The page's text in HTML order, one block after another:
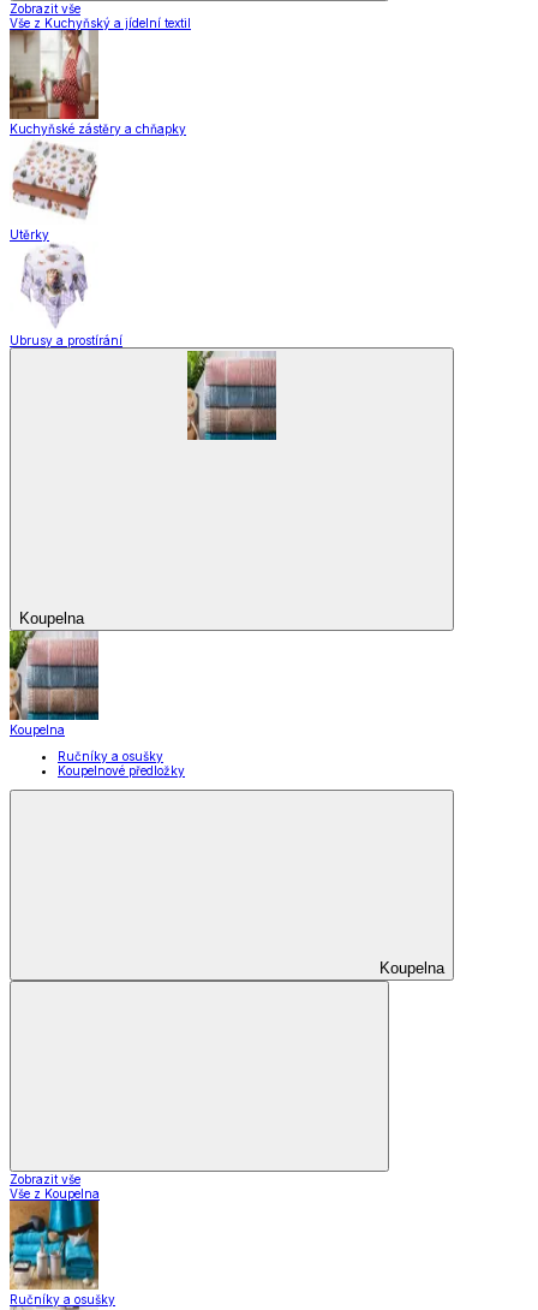
Zobrazit vše
Vše z Kuchyňský a jídelní textil
Kuchyňské zástěry a chňapky
Utěrky
Ubrusy a prostírání
Koupelna
Koupelna
Ručníky a osušky
Koupelnové předložky
Koupelna
Zobrazit vše
Vše z Koupelna
Ručníky a osušky